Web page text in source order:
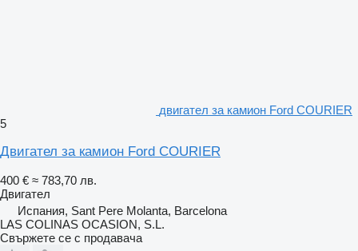
двигател за камион Ford COURIER
5
Двигател за камион Ford COURIER
400 € ≈ 783,70 лв.
Двигател
Испания, Sant Pere Molanta, Barcelona
LAS COLINAS OCASION, S.L.
Свържете се с продавача